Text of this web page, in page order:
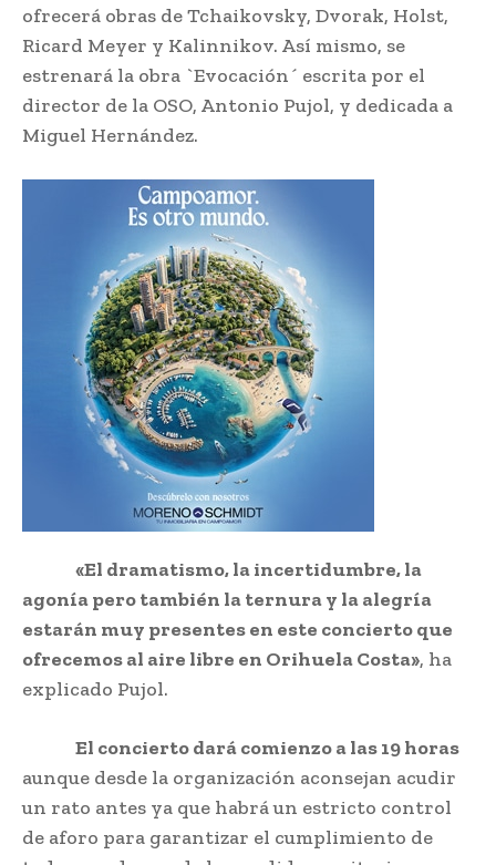
ofrecerá obras de Tchaikovsky, Dvorak, Holst,
Ricard Meyer y Kalinnikov. Así mismo, se
estrenará la obra `Evocación´ escrita por el
director de la OSO, Antonio Pujol, y dedicada a
Miguel Hernández.
«El dramatismo, la incertidumbre, la
agonía pero también la ternura y la alegría
estarán muy presentes en este concierto que
ofrecemos al aire libre en Orihuela Costa», ha
explicado Pujol.
El concierto dará comienzo a las 19 horas
aunque desde la organización aconsejan acudir
un rato antes ya que habrá un estricto control
de aforo para garantizar el cumplimiento de